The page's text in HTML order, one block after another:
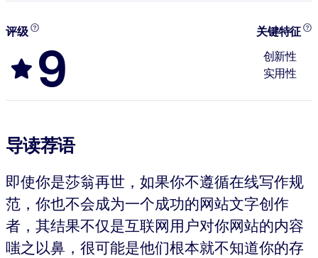
评级
9
关键特征
创新性
实用性
导读荐语
即使你是莎翁再世，如果你不遵循在线写作规
范，你也不会成为一个成功的网站文字创作
者，其结果不仅是互联网用户对你网站的内容
嗤之以鼻，很可能是他们根本就不知道你的存